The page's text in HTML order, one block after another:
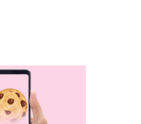
Audiovisual
KI, Daten &
KI im Marketing